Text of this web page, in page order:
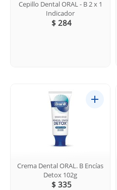
Cepillo Dental ORAL - B 2 x 1
Indicador
$ 284
Crema Dental ORAL. B Encías
Detox 102g
$ 335